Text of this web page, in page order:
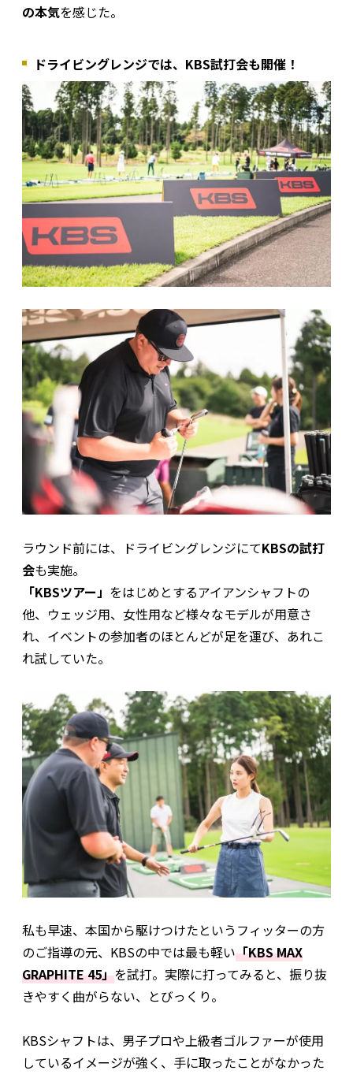
の本気を感じた。
ドライビングレンジでは、KBS試打会も開催！
ラウンド前には、ドライビングレンジにてKBSの試打
会も実施。
「KBSツアー」 をはじめとするアイアンシャフトの
他、ウェッジ用、女性用など様々なモデルが用意さ
れ、イベントの参加者のほとんどが足を運び、あれこ
れ試していた。
私も早速、本国から駆けつけたというフィッターの方
のご指導の元、KBSの中では最も軽い「KBS MAX
GRAPHITE 45」を試打。実際に打ってみると、振り抜
きやすく曲がらない、とびっくり。
KBSシャフトは、男子プロや上級者ゴルファーが使用
しているイメージが強く、手に取ったことがなかった